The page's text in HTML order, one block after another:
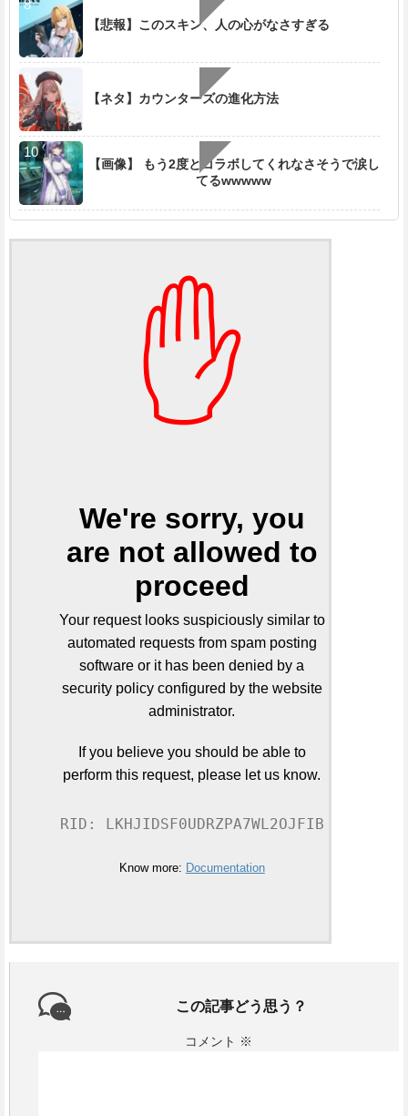
【悲報】このスキン、人の心がなさすぎる
【ネタ】カウンターズの進化方法
【画像】 もう2度とコラボしてくれなさそうで涙し
てるwwwww
✋
We're sorry, you
are not allowed to
proceed
Your request looks suspiciously similar to
automated requests from spam posting
software or it has been denied by a
security policy configured by the website
administrator.
If you believe you should be able to
perform this request, please let us know.
RID: LKHJIDSF0UDRZPA7WL2OJFIB
Know more: Documentation
この記事どう思う？
コメント ※